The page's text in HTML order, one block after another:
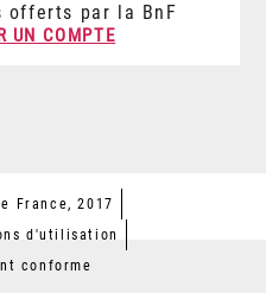
offerts par la BnF
UN COMPTE
France, 2017
d'utilisation
conforme